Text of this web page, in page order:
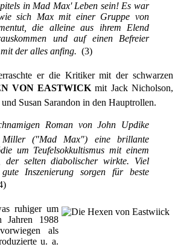
in Mad Max' Leben sein! Es war
sich Max mit einer Gruppe von
die alleine aus ihrem Elend
und auf einen Befreier
der alles anfing. (3)
er die Kritiker mit der schwarzen
VON EASTWICK mit Jack Nicholson,
Susan Sarandon in den Hauptrollen.
Roman von John Updike
Miller ("Mad Max") eine brillante
um Teufelsokkultismus mit einem
der selten diabolischer wirkte. Viel
Inszenierung sorgen für beste
ruhiger um
Jahren 1988
als
u. a.